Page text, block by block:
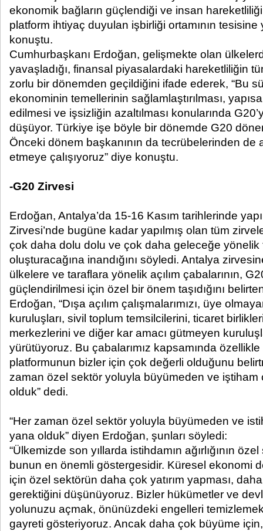
ekonomik bağların güçlendiği ve insan
platform ihtiyaç duyulan işbirliği ortamının tesisine
konuştu.
Cumhurbaşkanı Erdoğan, gelişmekte olan
yavaşladığı, finansal piyasalardaki hareketliliğin
zorlu bir dönemden geçildiğini ifade ederek, “Bu
ekonominin temellerinin sağlamlaştırılması,
edilmesi ve işsizliğin azaltılması konularında
düşüyor. Türkiye işe böyle bir dönemde G20
Önceki dönem başkanının da tecrübelerinden de
etmeye çalışıyoruz” diye konuştu.
-G20 Zirvesi
Erdoğan, Antalya’da 15-16 Kasım tarihlerinde
Zirvesi’nde bugüne kadar yapılmış olan tüm
çok daha dolu dolu ve çok daha geleceğe yönelik
oluşturacağına inandığını söyledi. Antalya
ülkelere ve taraflara yönelik açılım çabalarının,
güçlendirilmesi için özel bir önem taşıdığını
Erdoğan, “Dışa açılım çalışmalarımızı, üye
kuruluşları, sivil toplum temsilcilerini, ticaret
merkezlerini ve diğer kar amacı gütmeyen
yürütüyoruz. Bu çabalarımız kapsamında
platformunun bizler için çok değerli olduğunu
zaman özel sektör yoluyla büyümeden ve iştiham
olduk” dedi.
“Her zaman özel sektör yoluyla büyümeden ve
yana olduk” diyen Erdoğan, şunları söyledi:
“Ülkemizde son yıllarda istihdamın ağırlığının
bunun en önemli göstergesidir. Küresel ekonomi
için özel sektörün daha çok yatırım yapması,
gerektiğini düşünüyoruz. Bizler hükümetler ve
yolunuzu açmak, önünüzdeki engelleri
gayreti gösteriyoruz. Ancak daha çok büyüme